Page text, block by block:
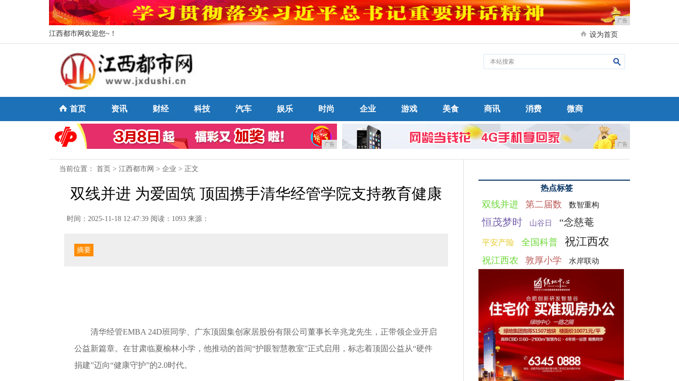
广告
江西都市网欢迎您~！ 设为首页
首页 资讯 财经 科技 汽车 娱乐 时尚 企业 游戏 美食 商讯 消费 微商
广告 广告
当前位置： 首页 > 江西都市网 > 企业 > 正文
双线并进 为爱固筑 顶固携手清华经管学院支持教育健康
时间：2025-11-18 12:47:39 阅读：1093 来源：
摘要
清华经管EMBA 24D班同学、广东顶固集创家居股份有限公司董事长辛兆龙先生，正带领企业开启
公益新篇章。在甘肃临夏榆林小学，他推动的首间“护眼智慧教室”正式启用，标志着顶固公益从“硬件
捐建”迈向“健康守护”的2.0时代。
热点标签
双线并进 第二届数 数智重构
恒茂梦时 山谷日 “念慈菴
平安产险 全国科普 祝江西农
祝江西农 敦厚小学 水岸联动